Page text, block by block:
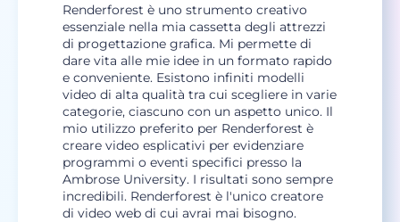
Renderforest è uno strumento creativo
essenziale nella mia cassetta degli attrezzi
di progettazione grafica. Mi permette di
dare vita alle mie idee in un formato rapido
e conveniente. Esistono infiniti modelli
video di alta qualità tra cui scegliere in varie
categorie, ciascuno con un aspetto unico. Il
mio utilizzo preferito per Renderforest è
creare video esplicativi per evidenziare
programmi o eventi specifici presso la
Ambrose University. I risultati sono sempre
incredibili. Renderforest è l'unico creatore
di video web di cui avrai mai bisogno.